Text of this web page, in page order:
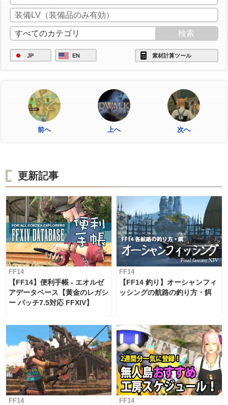
JP EN 素材計算ツール
前へ 上へ 次へ
更新記事
FF14
【FF14】便利手帳 - エオルゼ
アデータベース【黄金のレガシ
ー パッチ7.5対応 FFXIV】
FF14
【FF14 釣り】オーシャンフィ
ッシングの航路の釣り方・餌
FF14 FF14